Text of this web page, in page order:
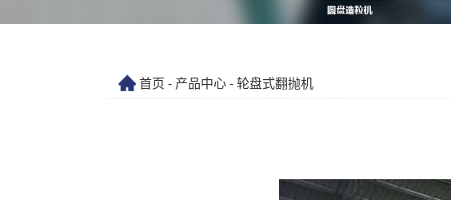
首页 - 产品中心- 轮盘式翻抛机